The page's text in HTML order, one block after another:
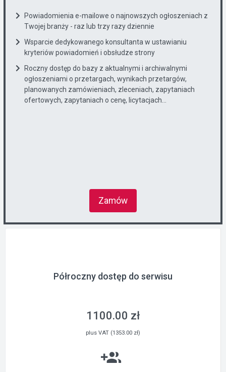
Powiadomienia e-mailowe o najnowszych ogłoszeniach z
Twojej branży - raz lub trzy razy dziennie
Wsparcie dedykowanego konsultanta w ustawianiu
kryteriów powiadomień i obsłudze strony
Roczny dostęp do bazy z aktualnymi i archiwalnymi
ogłoszeniami o przetargach, wynikach przetargów,
planowanych zamówieniach, zleceniach, zapytaniach
ofertowych, zapytaniach o cenę, licytacjach...
Zamów
Półroczny dostęp do serwisu
1100.00 zł
plus VAT (1353.00 zł)